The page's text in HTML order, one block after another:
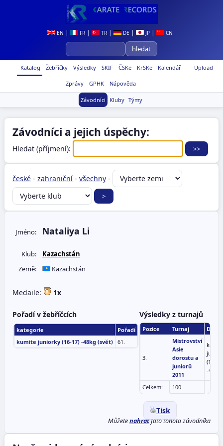
EN | FR | TR | DE | JP | CN
Upload
Katalog Žebříčky Výsledky SKIF ČSKe KrSKe Kalendář
Zprávy GPHK Nápověda
Závodníci Kluby Týmy
Závodníci a jejich úspěchy:
Hledat (příjmení):
české - zahraniční - všechny -
Jméno: Nataliya Li
Klub:
Kazachstán
Země:
Kazachstán
Medaile: 1x
Pořadí v žebříčcích
kategorie
Pořadí
kumite juniorky (16-17) -48kg (svět) 61.
Výsledky z turnajů
Pozice Turnaj
3.
Mistrovství
Asie
dorostu a
juniorů
2011
(16-17)
-48kg
Celkem: 100
Tisk
Můžetenahrátfoto tohoto závodníka